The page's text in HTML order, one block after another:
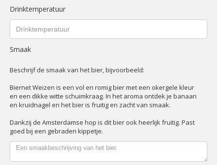
Drinktemperatuur
Smaak
Beschrijf de smaak van het bier, bijvoorbeeld:
Biernet Weizen is een vol en romig bier met een okergele kleur
en een dikke witte schuimkraag. In het aroma ontdek je banaan
en kruidnagel en het bier is fruitig en zacht van smaak.
Dankzij de Amsterdamse hop is dit bier ook heerlijk fruitig. Past
goed bij een gebraden kippetje.